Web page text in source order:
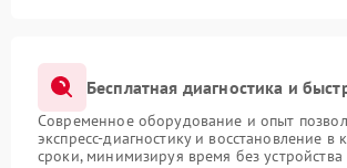
Бесплатная диагностика и
Современное оборудование и опыт
экспресс-диагностику и восстановление в
сроки, минимизируя время без устройства